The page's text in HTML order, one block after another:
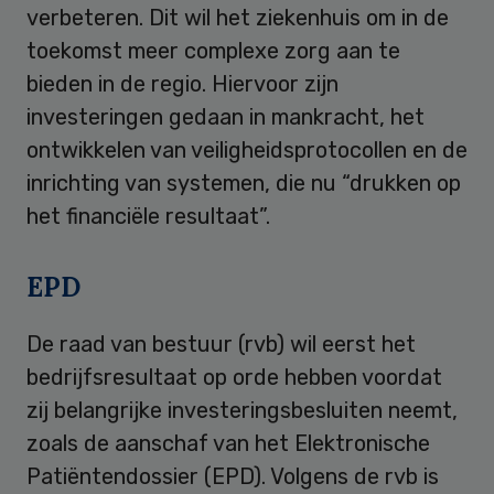
verbeteren. Dit wil het ziekenhuis om in de
toekomst meer complexe zorg aan te
bieden in de regio. Hiervoor zijn
investeringen gedaan in mankracht, het
ontwikkelen van veiligheidsprotocollen en de
inrichting van systemen, die nu “drukken op
het financiële resultaat”.
EPD
De raad van bestuur (rvb) wil eerst het
bedrijfsresultaat op orde hebben voordat
zij belangrijke investeringsbesluiten neemt,
zoals de aanschaf van het Elektronische
Patiëntendossier (EPD). Volgens de rvb is